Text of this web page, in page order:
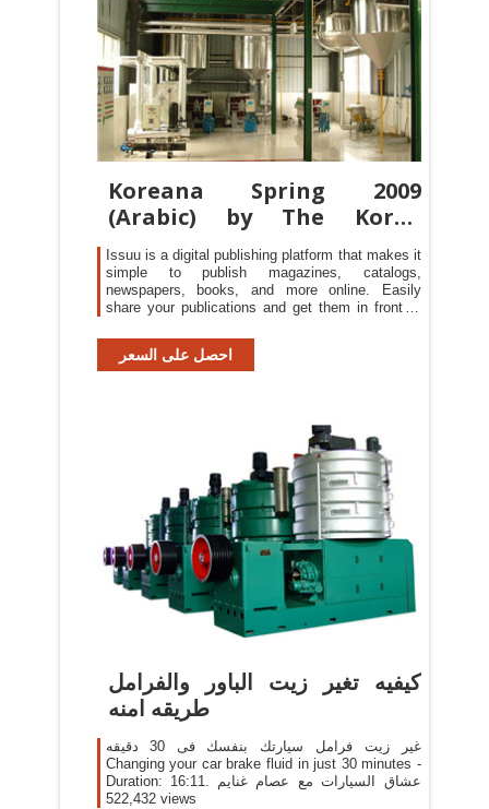
Koreana Spring 2009
(Arabic) by The Korea
Foundation
Issuu is a digital publishing platform that makes it
simple to publish magazines, catalogs,
newspapers, books, and more online. Easily
share your publications and get them in front of
احصل على السعر
‫كيفيه تغير زيت الباور والفرامل
طريقه امنه
غير زيت فرامل سيارتك بنفسك فى 30 دقيقه
Changing your car brake fluid in just 30 minutes -
Duration: 16:11. عشاق السيارات مع عصام غنايم
522,432 views